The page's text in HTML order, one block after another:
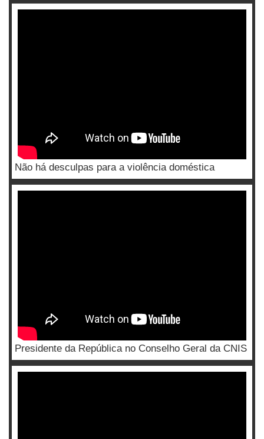
Não há desculpas para a violência doméstica
Presidente da República no Conselho Geral da CNIS